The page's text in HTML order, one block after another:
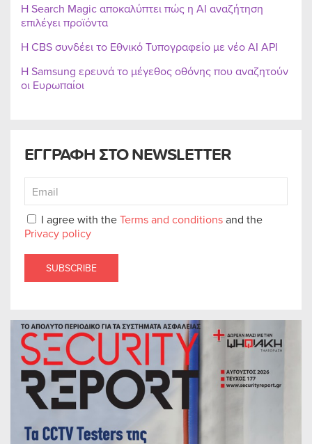
ΕΓΓΡΑΦΗ ΣΤΟ NEWSLETTER
I agree with theTerms and conditionsand the
Privacy policy
SUBSCRIBE
Η Search Magic αποκαλύπτει πώς η AI αναζήτηση
επιλέγει προϊόντα
Η CBS συνδέει το Εθνικό Τυπογραφείο με νέο AI API
Η Samsung ερευνά το μέγεθος οθόνης που αναζητούν
οι Ευρωπαίοι